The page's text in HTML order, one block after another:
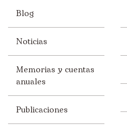
Blog
Noticias
Memorias y cuentas
anuales
Publicaciones